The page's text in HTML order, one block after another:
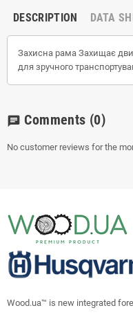
DESCRIPTION DATA
Захисна рама Захищає
для зручного
chat Comments (0)
No customer reviews for the
Wood.ua™ is new integrated